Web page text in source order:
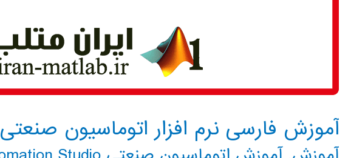
آموزش فارسی نرم افزار اتوماسیون صنعتی Automation studio